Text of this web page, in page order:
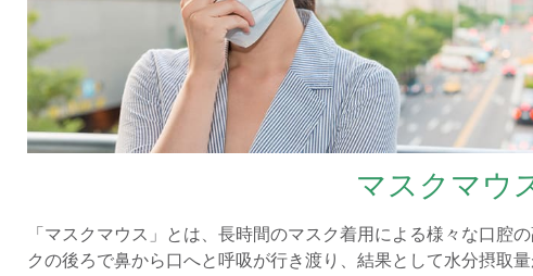
マスクマウ
「マスクマウス」とは、長時間のマスク着用による様々な口腔
クの後ろで鼻から口へと呼吸が行き渡り、結果として水分摂取